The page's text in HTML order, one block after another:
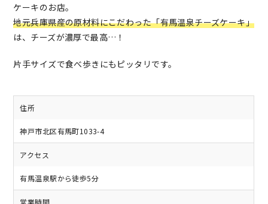
ケーキのお店。
地元兵庫県産の原材料にこだわった「有馬温泉チーズケーキ」
は、チーズが濃厚で最高…！
片手サイズで食べ歩きにもピッタリです。
住所
神戸市北区有馬町1033-4
アクセス
有馬温泉駅から徒歩5分